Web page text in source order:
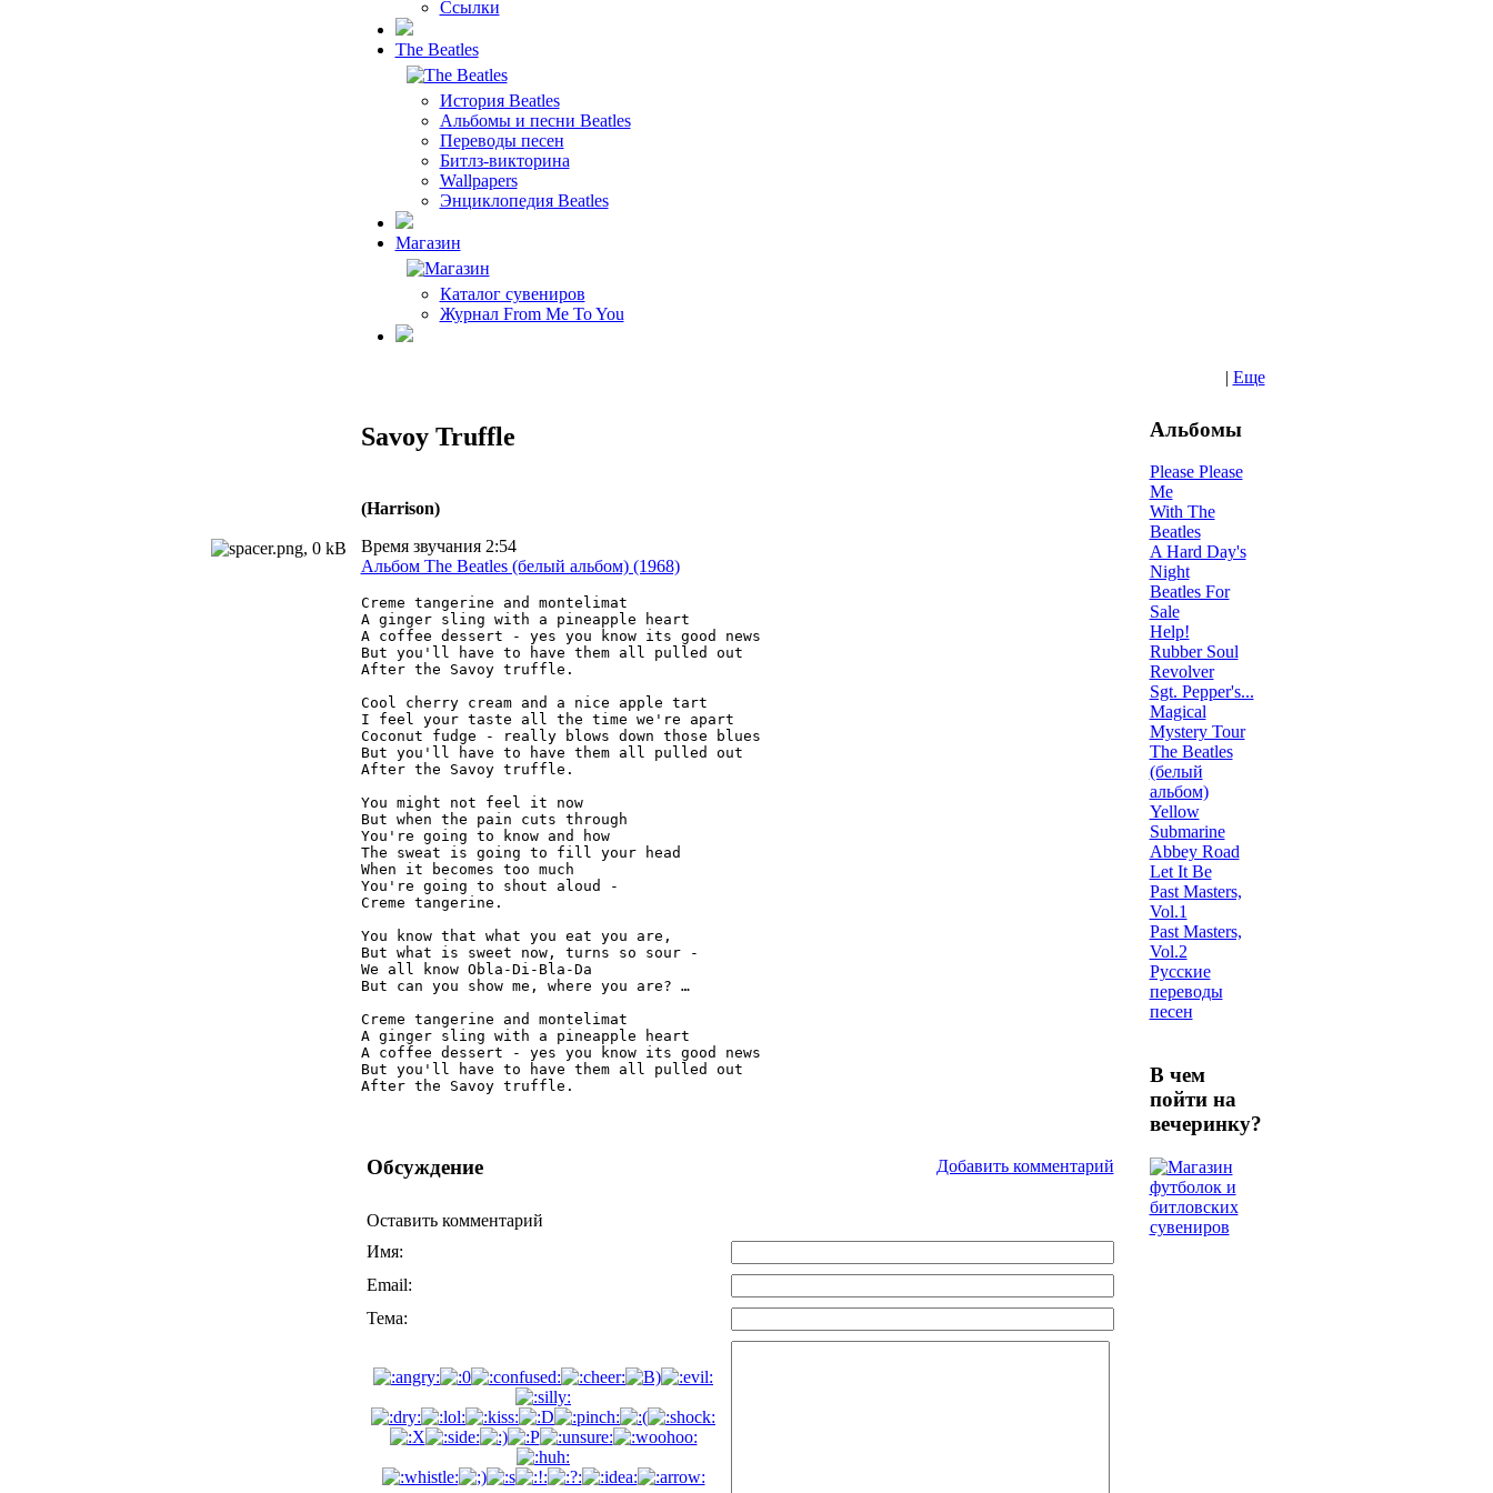
Ссылки
The Beatles
История Beatles
Альбомы и песни Beatles
Переводы песен
Битлз-викторина
Wallpapers
Энциклопедия Beatles
Магазин
Каталог сувениров
Журнал From Me To You
| Еще
Savoy Truffle
(Harrison)
Время звучания 2:54
Альбом The Beatles (белый альбом) (1968)
Creme tangerine and montelimat
A ginger sling with a pineapple heart
A coffee dessert - yes you know its good news
But you'll have to have them all pulled out
After the Savoy truffle.
Cool cherry cream and a nice apple tart
I feel your taste all the time we're apart
Coconut fudge - really blows down those blues
But you'll have to have them all pulled out
After the Savoy truffle.
You might not feel it now
But when the pain cuts through
You're going to know and how
The sweat is going to fill your head
When it becomes too much
You're going to shout aloud -
Creme tangerine.
You know that what you eat you are,
But what is sweet now, turns so sour -
We all know Obla-Di-Bla-Da
But can you show me, where you are? …
Creme tangerine and montelimat
A ginger sling with a pineapple heart
A coffee dessert - yes you know its good news
But you'll have to have them all pulled out
Обсуждение Добавить комментарий
Оставить комментарий
Имя:
Email:
Тема:
Альбомы
Please Please
Me
With The
Beatles
A Hard Day's
Night
Beatles For
Sale
Help!
Rubber Soul
Revolver
Sgt. Pepper's...
Magical
Mystery Tour
The Beatles
(белый
альбом)
Yellow
Submarine
Abbey Road
Let It Be
Past Masters,
Vol.1
Past Masters,
Vol.2
Русские
переводы
песен
В чем
пойти на
вечеринку?